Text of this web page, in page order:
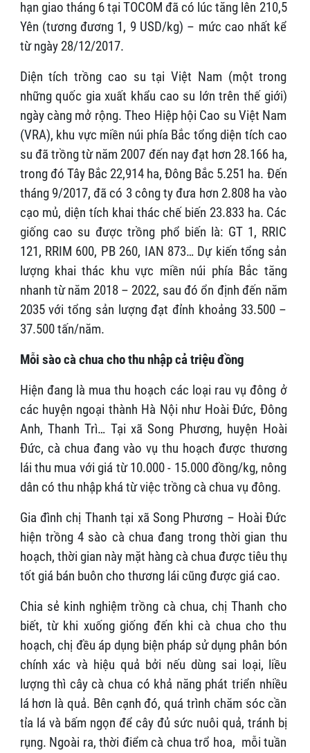
hạn giao tháng 6 tại TOCOM đã có lúc tăng lên 210,5
Yên (tương đương 1, 9 USD/kg) – mức cao nhất kể
từ ngày 28/12/2017.
Diện tích trồng cao su tại Việt Nam (một trong
những quốc gia xuất khẩu cao su lớn trên thế giới)
ngày càng mở rộng. Theo Hiệp hội Cao su Việt Nam
(VRA), khu vực miền núi phía Bắc tổng diện tích cao
su đã trồng từ năm 2007 đến nay đạt hơn 28.166 ha,
trong đó Tây Bắc 22,914 ha, Đông Bắc 5.251 ha. Đến
tháng 9/2017, đã có 3 công ty đưa hơn 2.808 ha vào
cạo mủ, diện tích khai thác chế biến 23.833 ha. Các
giống cao su được trồng phổ biến là: GT 1, RRIC
121, RRIM 600, PB 260, IAN 873… Dự kiến tổng sản
lượng khai thác khu vực miền núi phía Bắc tăng
nhanh từ năm 2018 – 2022, sau đó ổn định đến năm
2035 với tổng sản lượng đạt đỉnh khoảng 33.500 –
37.500 tấn/năm.
Mỗi sào cà chua cho thu nhập cả triệu đồng
Hiện đang là mua thu hoạch các loại rau vụ đông ở
các huyện ngoại thành Hà Nội như Hoài Đức, Đông
Anh, Thanh Trì… Tại xã Song Phương, huyện Hoài
Đức, cà chua đang vào vụ thu hoạch được thương
lái thu mua với giá từ 10.000 - 15.000 đồng/kg, nông
dân có thu nhập khá từ việc trồng cà chua vụ đông.
Gia đình chị Thanh tại xã Song Phương – Hoài Đức
hiện trồng 4 sào cà chua đang trong thời gian thu
hoạch, thời gian này mặt hàng cà chua được tiêu thụ
tốt giá bán buôn cho thương lái cũng được giá cao.
Chia sẻ kinh nghiệm trồng cà chua, chị Thanh cho
biết, từ khi xuống giống đến khi cà chua cho thu
hoạch, chị đều áp dụng biện pháp sử dụng phân bón
chính xác và hiệu quả bởi nếu dùng sai loại, liều
lượng thì cây cà chua có khả năng phát triển nhiều
lá hơn là quả. Bên cạnh đó, quá trình chăm sóc cần
tỉa lá và bấm ngọn để cây đủ sức nuôi quả, tránh bị
rụng. Ngoài ra, thời điểm cà chua trổ hoa, mỗi tuần